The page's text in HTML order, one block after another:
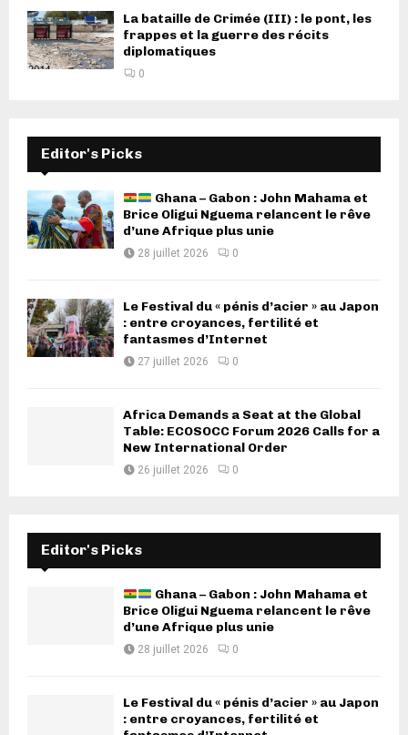
La bataille de Crimée (III) : le pont, les
frappes et la guerre des récits
diplomatiques
0
Editor's Picks
Ghana – Gabon : John Mahama et
Brice Oligui Nguema relancent le rêve
d’une Afrique plus unie
28 juillet 2026 0
Le Festival du « pénis d’acier » au Japon
: entre croyances, fertilité et
fantasmes d’Internet
27 juillet 2026 0
Africa Demands a Seat at the Global
Table: ECOSOCC Forum 2026 Calls for a
New International Order
26 juillet 2026 0
Editor's Picks
Ghana – Gabon : John Mahama et
Brice Oligui Nguema relancent le rêve
d’une Afrique plus unie
28 juillet 2026 0
Le Festival du « pénis d’acier » au Japon
: entre croyances, fertilité et